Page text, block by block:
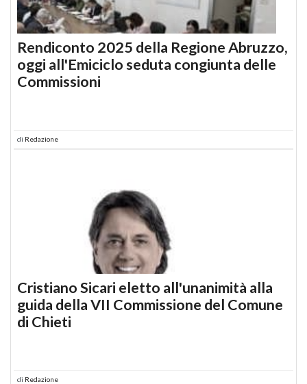
Rendiconto 2025 della Regione Abruzzo,
oggi all'Emiciclo seduta congiunta delle
Commissioni
di Redazione
Cristiano Sicari eletto all'unanimità alla
guida della VII Commissione del Comune
di Chieti
di Redazione